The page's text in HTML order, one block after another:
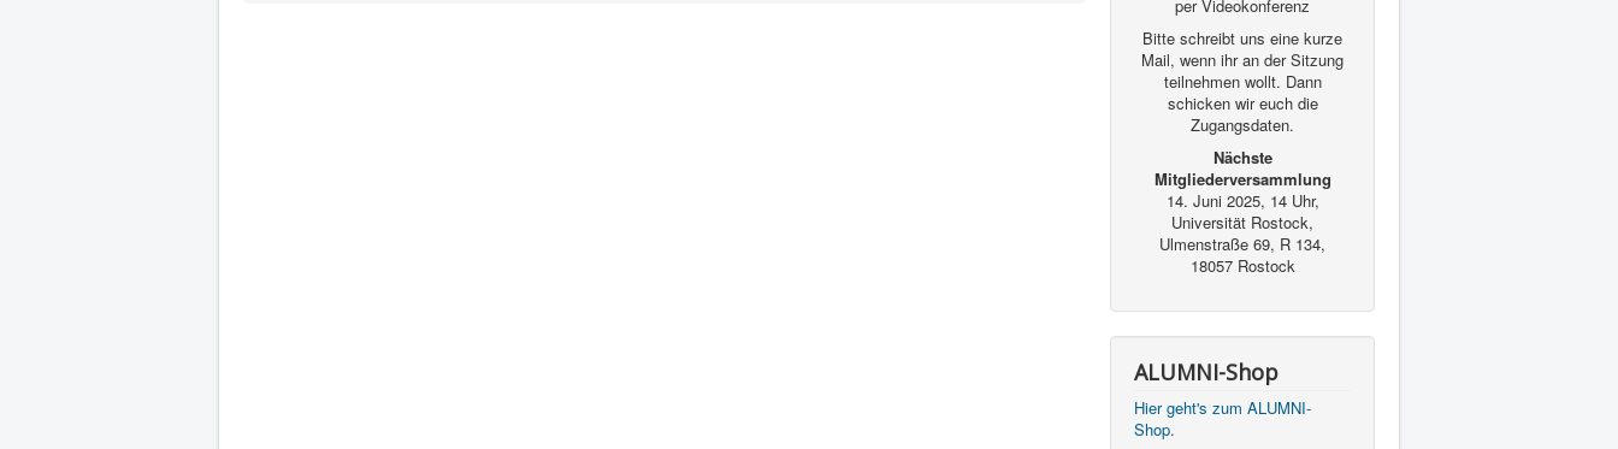
per Videokonferenz
Bitte schreibt uns eine kurze
Mail, wenn ihr an der Sitzung
teilnehmen wollt. Dann
schicken wir euch die
Zugangsdaten.
Nächste
Mitgliederversammlung
14. Juni 2025, 14 Uhr,
Universität Rostock,
Ulmenstraße 69, R 134,
18057 Rostock
ALUMNI-Shop
Hier geht's zum ALUMNI-
Shop.